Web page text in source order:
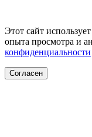
Этот сайт
опыта просмотра и
конфиденциальности
Согласен